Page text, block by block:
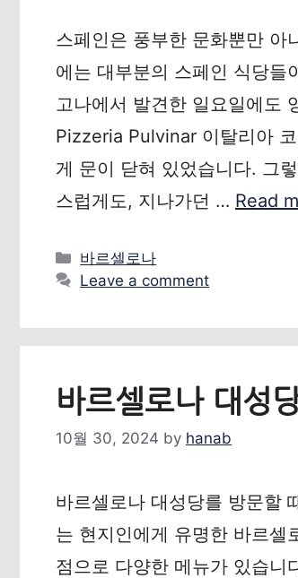
스페인은 풍부한 문화뿐만 아
에는 대부분의 스페인 식당들
고나에서 발견한 일요일에도
Pizzeria Pulvinar 이탈리아
게 문이 닫혀 있었습니다. 그
스럽게도, 지나가던 … Read
Categories
바르셀로나
Leave a comment
바르셀로나 대성
10월 30, 2024 by hanab
바르셀로나 대성당를 방문할
는 현지인에게 유명한 바르셀
점으로 다양한 메뉴가 있습니